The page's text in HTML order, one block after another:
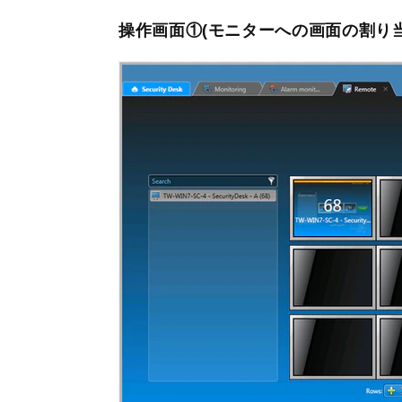
操作画面①(モニターへの画面の割り